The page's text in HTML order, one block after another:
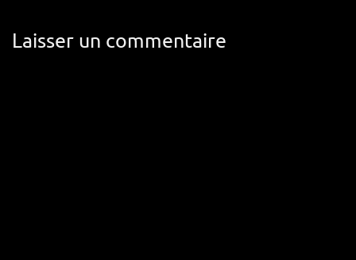
Laisser un commentaire